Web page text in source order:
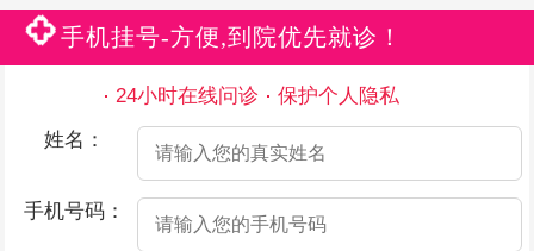
手机挂号-方便,到院优先就诊！
24小时在线问诊
保护个人隐私
姓名：
手机号码：